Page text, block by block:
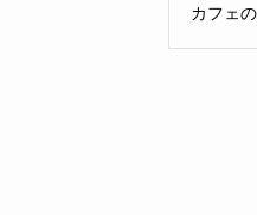
カフェ